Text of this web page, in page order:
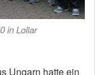
in Lollar
Ungarn hatte ein